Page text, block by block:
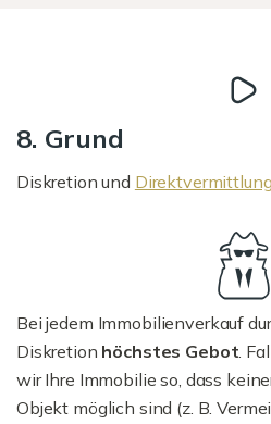
8. Grund
Diskretion und
Bei jedem Immobilienverkauf
Diskretion höchstes Gebot.
wir Ihre Immobilie so, dass
Objekt möglich sind (z. B.